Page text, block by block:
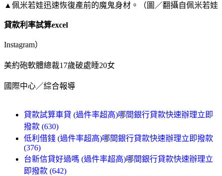
▲佩米若娃迅速恢復產前的魔鬼身材。（圖／翻攝自佩米若娃
貸款利率試算excel
Instagram）
美約砲軟體總裁17歲破處睡20女
國際中心／綜合報導
貸款試算車貸 (過件率超高)哪間銀行貸款快速辦理立即
撥款 (630)
低利借錢 (過件率超高)哪間銀行貸款快速辦理立即撥款
(376)
台新信貸好過嗎 (過件率超高)哪間銀行貸款快速辦理立
即撥款 (642)